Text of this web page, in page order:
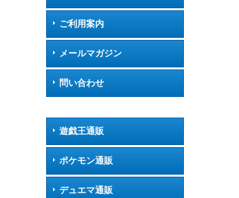
ご利用案内
メールマガジン
問い合わせ
遊戯王通販
ポケモン通販
デュエマ通販